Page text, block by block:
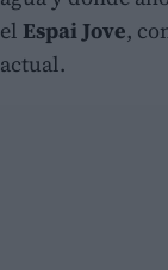
el Espai Jove,
actual.